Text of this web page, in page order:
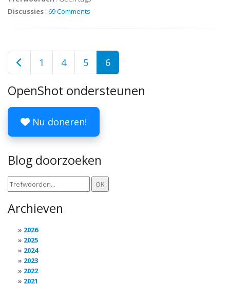
Discussies : 69 Comments
1 …
4 5 6
OpenShot ondersteunen
Nu doneren!
Blog doorzoeken
Archieven
2026
2025
2024
2023
2022
2021